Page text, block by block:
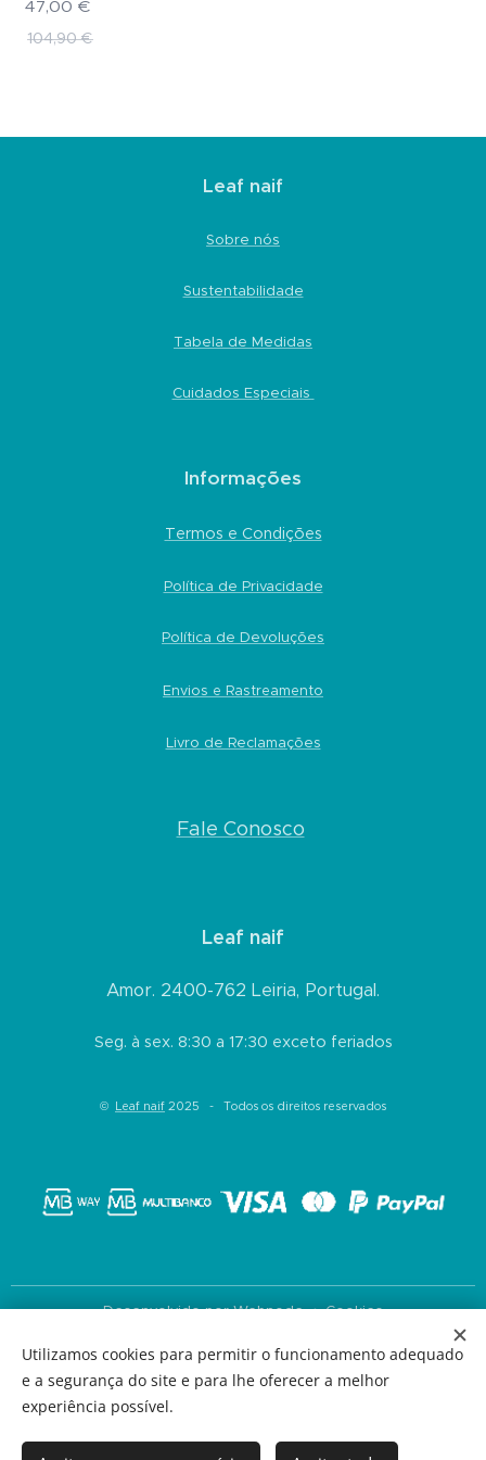
47,00 €
104,90€
Leaf naif
Sobre nós
Sustentabilidade
Tabela de Medidas
Cuidados Especiais
Informações
Termos e Condições
Política de Privacidade
Política de Devoluções
Envios e Rastreamento
Livro de Reclamações
Fale Conosco
Leaf naif
Amor. 2400-762 Leiria, Portugal.
Seg. à sex. 8:30 a 17:30 exceto feriados
© Leaf naif 2025 - Todos os direitos reservados
Desenvolvido porWebnode Cookies
Idiomas
Português
English
EUR €
USD $
Utilizamos cookies para permitir o funcionamento adequado
e a segurança do site e para lhe oferecer a melhor
experiência possível.